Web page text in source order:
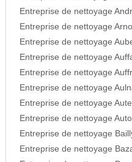
Entreprise de nettoyage
Entreprise de nettoyage
Entreprise de nettoyage
Entreprise de nettoyage
Entreprise de nettoyage
Entreprise de nettoyage
Entreprise de nettoyage
Entreprise de nettoyage
Entreprise de nettoyage
Entreprise de nettoyage